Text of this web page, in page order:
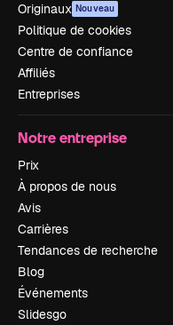
Originaux Nouveau
Politique de cookies
Centre de confiance
Affiliés
Entreprises
Notre entreprise
Prix
À propos de nous
Avis
Carrières
Tendances de recherche
Blog
Événements
Slidesgo